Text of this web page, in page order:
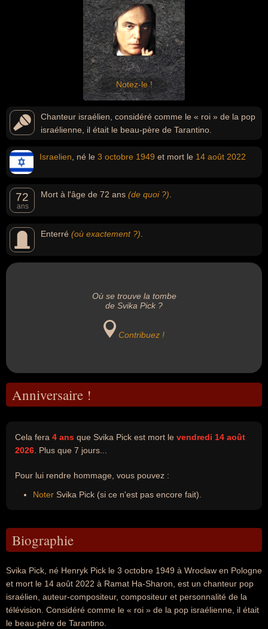
Notez-le !
Chanteur israélien, considéré comme le « roi » de la pop
israélienne, il était le beau-père de Tarantino.
Israelien , né le 3 octobre 1949 et mort le 14 août 2022
72
ans
Mort à l'âge de 72 ans (de quoi ?)
Enterré (où exactement ?)
Où se trouve la tombe
de Svika Pick ?
Contribuez !
Anniversaire !
Cela fera 4 ans que Svika Pick est mort le vendredi 14 août
2026 . Plus que 7 jours...
Pour lui rendre hommage, vous pouvez :
Noter Svika Pick (si ce n'est pas encore fait).
Biographie
Svika Pick, né Henryk Pick le 3 octobre 1949 à Wrocław en Pologne
et mort le 14 août 2022 à Ramat Ha-Sharon, est un chanteur pop
israélien, auteur-compositeur, compositeur et personnalité de la
télévision. Considéré comme le « roi » de la pop israélienne, il était
le beau-père de Tarantino.